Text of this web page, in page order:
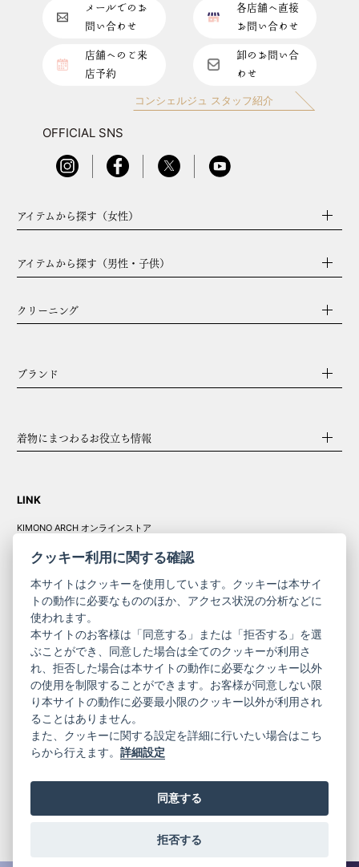
メールでのお
問い合わせ
各店舗へ直接
お問い合わせ
店舗へのご来
店予約
卸のお問い合
わせ
コンシェルジュ スタッフ紹介
OFFICIAL SNS
アイテムから探す（女性）
アイテムから探す（男性・子供）
クリーニング
ブランド
着物にまつわるお役立ち情報
LINK
KIMONO ARCH オンラインストア
コーポレート
サイト
きものやまと振
袖
サイト
ニュースレター
ご利用案内
お問い合わせ
プライバシーポリシー
特定商取引法に基づく表記
ご利用規約
© 2019 YAMATO CO, LTD.
クッキー利用に関する確認
本サイトはクッキーを使用しています。クッキーは本サイ
トの動作に必要なもののほか、アクセス状況の分析などに
使われます。
本サイトのお客様は「同意する」または「拒否する」を選
ぶことができ、同意した場合は全てのクッキーが利用さ
れ、拒否した場合は本サイトの動作に必要なクッキー以外
の使用を制限することができます。お客様が同意しない限
り本サイトの動作に必要最小限のクッキー以外が利用され
ることはありません。
また、クッキーに関する設定を詳細に行いたい場合はこち
らから行えます。詳細設定
同意する
拒否する